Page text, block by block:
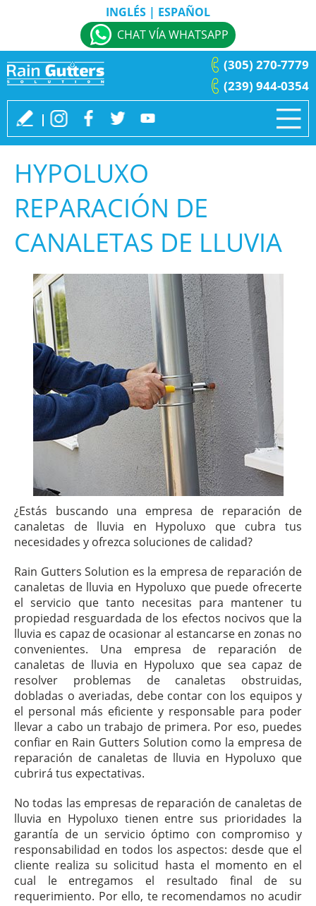
INGLÉS | ESPAÑOL
CHAT VÍA WHATSAPP
(239) 944-0354
(305) 270-7779
HYPOLUXO
REPARACIÓN DE
CANALETAS DE LLUVIA
¿Estás buscando una empresa de reparación de
canaletas de lluvia en Hypoluxo que cubra tus
necesidades y ofrezca soluciones de calidad?
Rain Gutters Solution es la empresa de reparación de
canaletas de lluvia en Hypoluxo que puede ofrecerte
el servicio que tanto necesitas para mantener tu
propiedad resguardada de los efectos nocivos que la
lluvia es capaz de ocasionar al estancarse en zonas no
convenientes. Una empresa de reparación de
canaletas de lluvia en Hypoluxo que sea capaz de
resolver problemas de canaletas obstruidas,
dobladas o averiadas, debe contar con los equipos y
el personal más eficiente y responsable para poder
llevar a cabo un trabajo de primera. Por eso, puedes
confiar en Rain Gutters Solution como la empresa de
reparación de canaletas de lluvia en Hypoluxo que
cubrirá tus expectativas.
No todas las empresas de reparación de canaletas de
lluvia en Hypoluxo tienen entre sus prioridades la
garantía de un servicio óptimo con compromiso y
responsabilidad en todos los aspectos: desde que el
cliente realiza su solicitud hasta el momento en el
cual le entregamos el resultado final de su
requerimiento. Por ello, te recomendamos no acudir